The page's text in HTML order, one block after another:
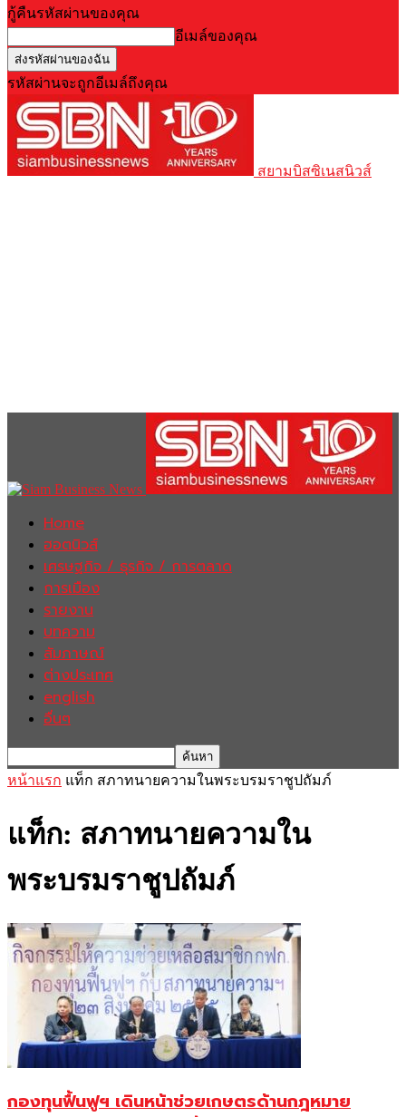
กู้คืนรหัสผ่านของคุณ
อีเมล์ของคุณ
รหัสผ่านจะถูกอีเมล์ถึงคุณ
สยามบิสซิเนสนิวส์
Home
ฮอตนิวส์
เศรษฐกิจ / ธุรกิจ / การตลาด
การเมือง
รายงาน
บทความ
สัมภาษณ์
ต่างประเทศ
english
อื่นๆ
หน้าแรก แท็ก สภาทนายความในพระบรมราชูปถัมภ์
แท็ก: สภาทนายความใน
พระบรมราชูปถัมภ์
กองทุนฟื้นฟูฯ เดินหน้าช่วยเกษตรด้านกฎหมาย